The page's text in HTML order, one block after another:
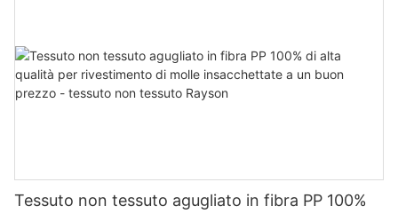
Tessuto non tessuto agugliato in fibra PP 100%